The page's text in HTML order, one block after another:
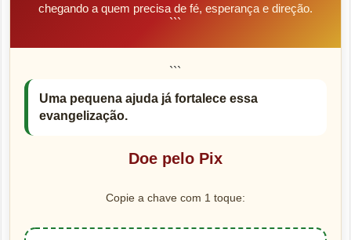
chegando a quem precisa de fé, esperança e direção.
```
```
Uma pequena ajuda já fortalece essa
evangelização.
Doe pelo Pix
Copie a chave com 1 toque: